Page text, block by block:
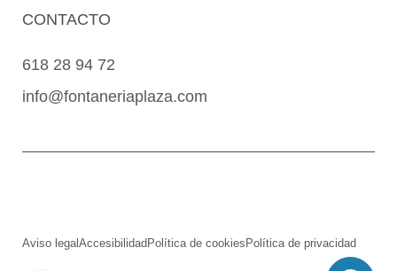
CONTACTO
618 28 94 72
info@fontaneriaplaza.com
Aviso legalAccesibilidad Política de cookies Política de privacidad